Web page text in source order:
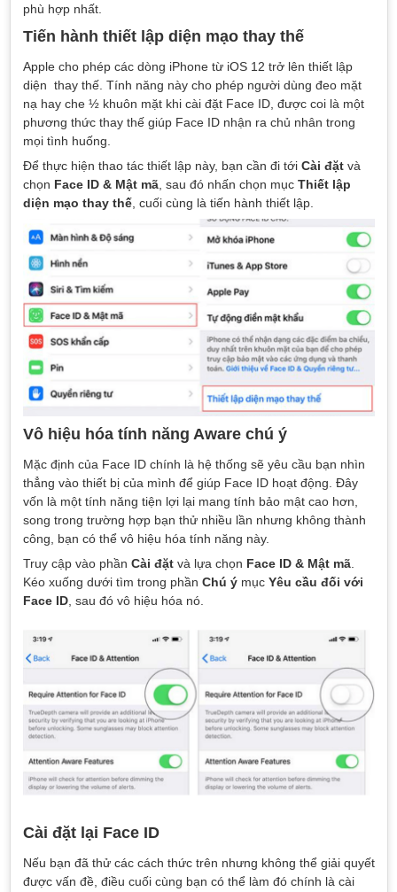
phù hợp nhất.
Tiến hành thiết lập diện mạo thay thế
Apple cho phép các dòng iPhone từ iOS 12 trở lên thiết lập
diện thay thế. Tính năng này cho phép người dùng đeo mặt
nạ hay che ½ khuôn mặt khi cài đặt Face ID, được coi là một
phương thức thay thế giúp Face ID nhận ra chủ nhân trong
mọi tình huống.
Để thực hiện thao tác thiết lập này, bạn cần đi tới Cài đặtvà
chọn Face ID & Mật mã, sau đó nhấn chọn mục Thiết lập
diện mạo thay thế, cuối cùng là tiến hành thiết lập.
Vô hiệu hóa tính năng Aware chú ý
Mặc định của Face ID chính là hệ thống sẽ yêu cầu bạn nhìn
thẳng vào thiết bị của mình để giúp Face ID hoạt động. Đây
vốn là một tính năng tiện lợi lại mang tính bảo mật cao hơn,
song trong trường hợp bạn thử nhiều lần nhưng không thành
công, bạn có thể vô hiệu hóa tính năng này.
Truy cập vào phần Cài đặtvà lựa chọn Face ID & Mật mã.
Kéo xuống dưới tìm trong phần Chú ýmục Yêu cầu đối với
Face ID, sau đó vô hiệu hóa nó.
Cài đặt lại Face ID
Nếu bạn đã thử các cách thức trên nhưng không thể giải quyết
được vấn đề, điều cuối cùng bạn có thể làm đó chính là cài